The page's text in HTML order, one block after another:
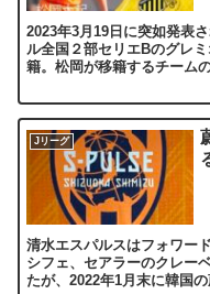
2023年3月19日に突如発表
ル全国２部セリエBのグレ
籍。松岡が移籍するチーム
Jリーグ
清水エスパルスはフォワー
シフェ、セアラーのクレー
たが、2022年1月末に韓国